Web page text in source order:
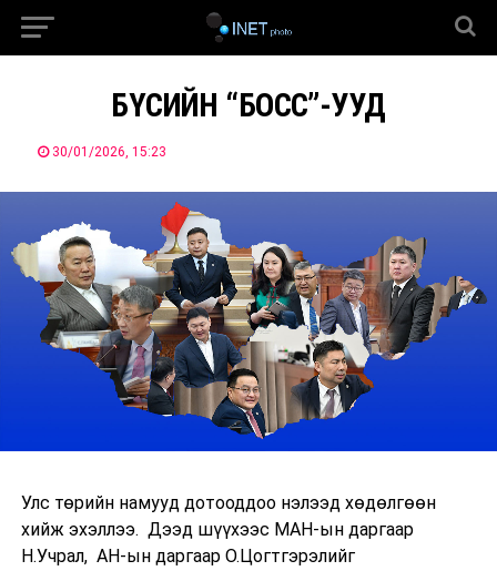
БҮСИЙН “БОСС”-УУД
30/01/2026, 15:23
Улс төрийн намууд дотооддоо нэлээд хөдөлгөөн
хийж эхэллээ. Дээд шүүхээс МАН-ын даргаар
Н.Учрал, АН-ын даргаар О.Цогтгэрэлийг